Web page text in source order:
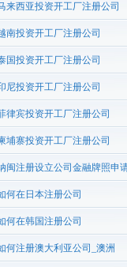
来西亚投资开工厂注册公司
南投资开工厂注册公司
国投资开工厂注册公司
尼投资开工厂注册公司
律宾投资开工厂注册公司
埔寨投资开工厂注册公司
闽注册设立公司金融牌照申
何在日本注册公司
何在韩国注册公司
何注册澳大利亚公司_澳洲